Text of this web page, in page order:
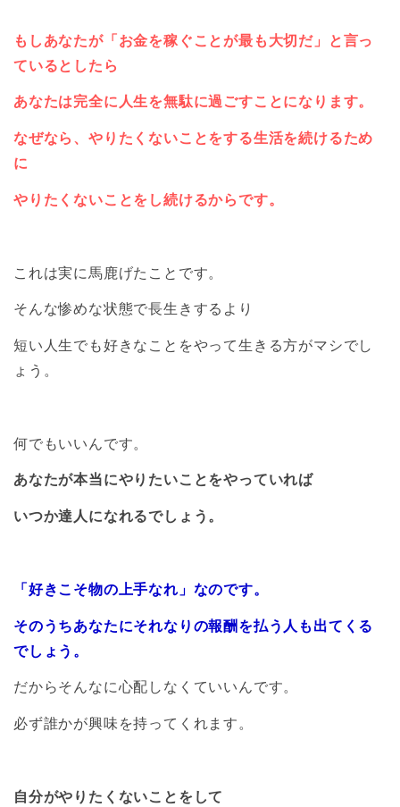
もしあなたが「お金を稼ぐことが最も大切だ」と言っ
ているとしたら
あなたは完全に人生を無駄に過ごすことになります。
なぜなら、やりたくないことをする生活を続けるため
に
やりたくないことをし続けるからです。
これは実に馬鹿げたことです。
そんな惨めな状態で長生きするより
短い人生でも好きなことをやって生きる方がマシでし
ょう。
何でもいいんです。
あなたが本当にやりたいことをやっていれば
いつか達人になれるでしょう。
「好きこそ物の上手なれ」なのです。
そのうちあなたにそれなりの報酬を払う人も出てくる
でしょう。
だからそんなに心配しなくていいんです。
必ず誰かが興味を持ってくれます。
自分がやりたくないことをして